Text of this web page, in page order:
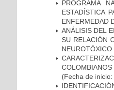
PROGRAMA
ESTADÍSTICA
ENFERMEDAD
ANÁLISIS DEL
SU RELACIÓN
NEUROTÓXICO
(Fecha de